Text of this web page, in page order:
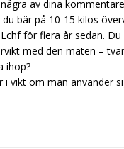
av dina
bär på 10-15 kilos
för flera år sedan.
med den maten –
ihop?
i vikt om man använder